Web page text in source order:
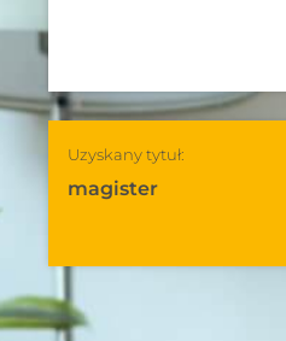
Uzyskany tytuł:
magister